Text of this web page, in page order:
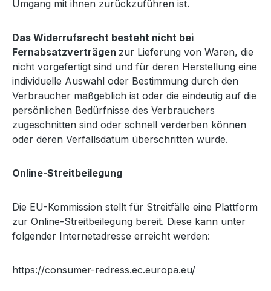
Umgang mit ihnen zurückzuführen ist.
Das Widerrufsrecht besteht nicht bei
Fernabsatzverträgen zur Lieferung von Waren, die
nicht vorgefertigt sind und für deren Herstellung eine
individuelle Auswahl oder Bestimmung durch den
Verbraucher maßgeblich ist oder die eindeutig auf die
persönlichen Bedürfnisse des Verbrauchers
zugeschnitten sind oder schnell verderben können
oder deren Verfallsdatum überschritten wurde.
Online-Streitbeilegung
Die EU-Kommission stellt für Streitfälle eine Plattform
zur Online-Streitbeilegung bereit. Diese kann unter
folgender Internetadresse erreicht werden:
https://consumer-redress.ec.europa.eu/